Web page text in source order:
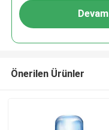
Önerilen Ürünler